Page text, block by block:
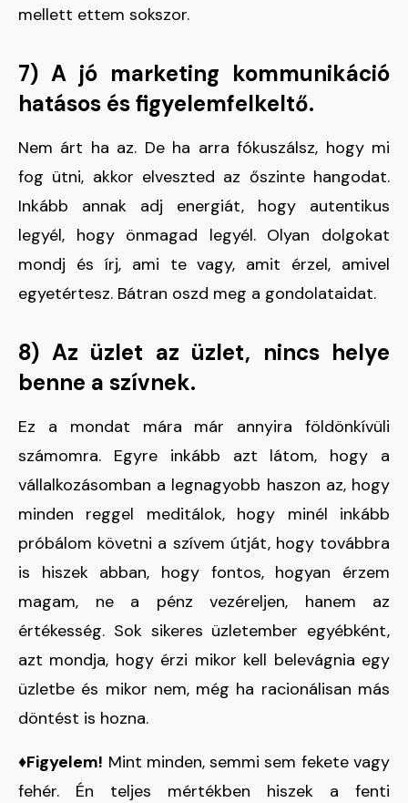
mellett ettem sokszor.
7) A jó marketing kommunikáció
hatásos és figyelemfelkeltő.
Nem árt ha az. De ha arra fókuszálsz, hogy mi
fog ütni, akkor elveszted az őszinte hangodat.
Inkább annak adj energiát, hogy autentikus
legyél, hogy önmagad legyél. Olyan dolgokat
mondj és írj, ami te vagy, amit érzel, amivel
egyetértesz. Bátran oszd meg a gondolataidat.
8) Az üzlet az üzlet, nincs helye
benne a szívnek.
Ez a mondat mára már annyira földönkívüli
számomra. Egyre inkább azt látom, hogy a
vállalkozásomban a legnagyobb haszon az, hogy
minden reggel meditálok, hogy minél inkább
próbálom követni a szívem útját, hogy továbbra
is hiszek abban, hogy fontos, hogyan érzem
magam, ne a pénz vezéreljen, hanem az
értékesség. Sok sikeres üzletember egyébként,
azt mondja, hogy érzi mikor kell belevágnia egy
üzletbe és mikor nem, még ha racionálisan más
döntést is hozna.
♦Figyelem! Mint minden, semmi sem fekete vagy
fehér. Én teljes mértékben hiszek a fenti